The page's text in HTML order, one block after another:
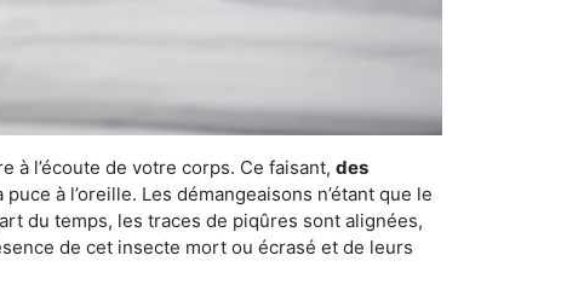
à l’écoute de votre corps. Ce faisant, des
à l’oreille. Les démangeaisons n’étant que le
du temps, les traces de piqûres sont alignées,
de cet insecte mort ou écrasé et de leurs